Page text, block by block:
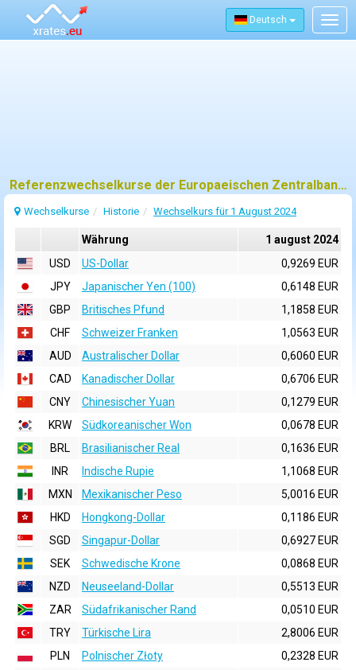
Deutsch
Referenzwechselkurse der Europaeischen Zentralbank (EZB) fuer 1 august 2024
Wechselkurse Historie Wechselkurs für 1 August 2024
Währung
1 august 2024
USD
US-Dollar
0,9269 EUR
JPY
Japanischer Yen (100)
0,6148 EUR
GBP
Britisches Pfund
1,1858 EUR
CHF
Schweizer Franken
1,0563 EUR
AUD
Australischer Dollar
0,6060 EUR
CAD
Kanadischer Dollar
0,6706 EUR
CNY
Chinesischer Yuan
0,1279 EUR
KRW
Südkoreanischer Won
0,0678 EUR
BRL
Brasilianischer Real
0,1636 EUR
INR
Indische Rupie
1,1068 EUR
MXN
Mexikanischer Peso
5,0016 EUR
HKD
Hongkong-Dollar
0,1186 EUR
SGD
Singapur-Dollar
0,6927 EUR
SEK
Schwedische Krone
0,0868 EUR
NZD
Neuseeland-Dollar
0,5513 EUR
ZAR
Südafrikanischer Rand
0,0510 EUR
TRY
Türkische Lira
2,8006 EUR
PLN
Polnischer Złoty
0,2328 EUR